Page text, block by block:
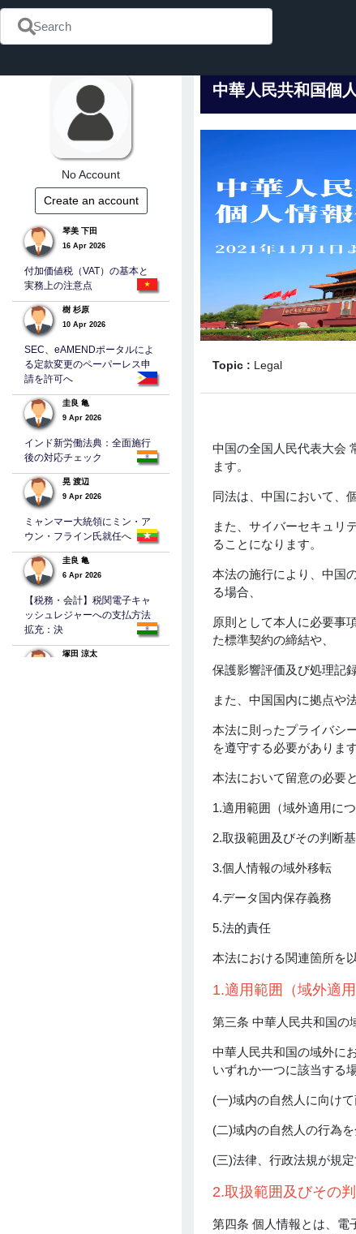
No Account
Create an account
琴美 下田
16 Apr 2026
付加価値税（VAT）の基本と
実務上の注意点
樹 杉原
10 Apr 2026
SEC、eAMENDポータルによ
る定款変更のペーパーレス申
請を許可へ
圭良 亀
9 Apr 2026
インド新労働法典：全面施行
後の対応チェック
晃 渡辺
9 Apr 2026
ミャンマー大統領にミン・ア
ウン・フライン氏就任へ
圭良 亀
6 Apr 2026
【税務・会計】税関電子キャ
ッシュレジャーへの支払方法
拡充：決
塚田 涼太
中華人民共和国個
Topic : Legal
中国の全国人民代表大会
ます。
同法は、中国において、
また、サイバーセキュリ
ることになります。
本法の施行により、中国
る場合、
原則として本人に必要事
た標準契約の締結や、
保護影響評価及び処理記
また、中国国内に拠点や
本法に則ったプライバシ
を遵守する必要があります
本法において留意の必要
1.適用範囲（域外適用につ
2.取扱範囲及びその判断
3.個人情報の域外移転
4.データ国内保存義務
5.法的責任
本法における関連箇所を
1.適用範囲（域外適用
第三条 中華人民共和国の
中華人民共和国の域外に
いずれか一つに該当する
(一)域内の自然人に向け
(二)域内の自然人の行為
(三)法律、行政法規が規定
2.取扱範囲及びその
第四条 個人情報とは、電